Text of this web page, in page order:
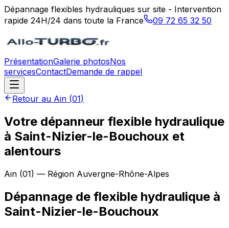
Dépannage flexibles hydrauliques sur site - Intervention
rapide 24H/24 dans toute la France
09 72 65 32 50
PrésentationGalerie photosNos
servicesContactDemande de rappel
Retour au Ain (01)
Votre dépanneur flexible hydraulique
à Saint-Nizier-le-Bouchoux et
alentours
Ain (01) — Région Auvergne-Rhône-Alpes
Dépannage de flexible hydraulique à
Saint-Nizier-le-Bouchoux